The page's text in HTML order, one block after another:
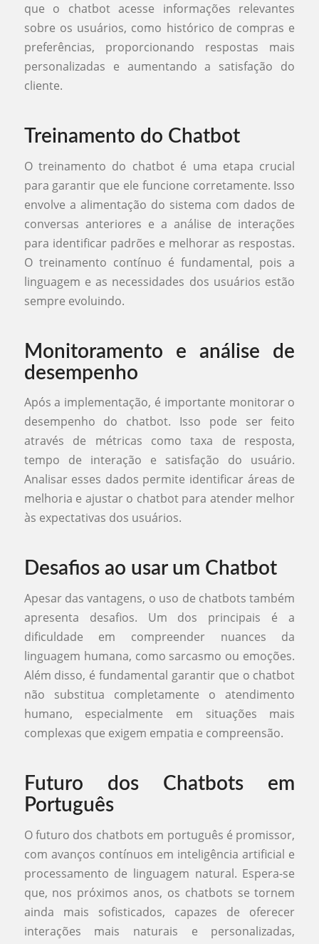
que o chatbot acesse informações relevantes
sobre os usuários, como histórico de compras e
preferências, proporcionando respostas mais
personalizadas e aumentando a satisfação do
cliente.
Treinamento do Chatbot
O treinamento do chatbot é uma etapa crucial
para garantir que ele funcione corretamente. Isso
envolve a alimentação do sistema com dados de
conversas anteriores e a análise de interações
para identificar padrões e melhorar as respostas.
O treinamento contínuo é fundamental, pois a
linguagem e as necessidades dos usuários estão
sempre evoluindo.
Monitoramento e análise de
desempenho
Após a implementação, é importante monitorar o
desempenho do chatbot. Isso pode ser feito
através de métricas como taxa de resposta,
tempo de interação e satisfação do usuário.
Analisar esses dados permite identificar áreas de
melhoria e ajustar o chatbot para atender melhor
às expectativas dos usuários.
Desafios ao usar um Chatbot
Apesar das vantagens, o uso de chatbots também
apresenta desafios. Um dos principais é a
dificuldade em compreender nuances da
linguagem humana, como sarcasmo ou emoções.
Além disso, é fundamental garantir que o chatbot
não substitua completamente o atendimento
humano, especialmente em situações mais
complexas que exigem empatia e compreensão.
Futuro dos Chatbots em
Português
O futuro dos chatbots em português é promissor,
com avanços contínuos em inteligência artificial e
processamento de linguagem natural. Espera-se
que, nos próximos anos, os chatbots se tornem
ainda mais sofisticados, capazes de oferecer
interações mais naturais e personalizadas,